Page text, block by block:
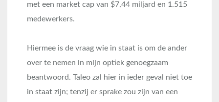
met een market cap van $7,44 miljard en 1.515
medewerkers.
Hiermee is de vraag wie in staat is om de ander
over te nemen in mijn optiek genoegzaam
beantwoord. Taleo zal hier in ieder geval niet toe
in staat zijn; tenzij er sprake zou zijn van een